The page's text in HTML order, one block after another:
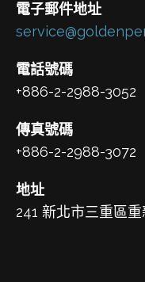
電子郵件地址
電話號碼
+886-2-2988-3052
傳真號碼
+886-2-2988-3072
地址
241 新北市三重區